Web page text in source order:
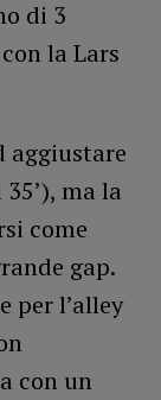
di 3
la Lars
aggiustare
ma la
come
gap.
per l’alley
con un